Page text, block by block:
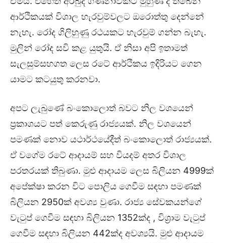
ආර්ථිකයක් විශාල හැරවුම්වලට ඔරොත්තු දෙන්නේ
නැහැ. රෝද ගිලිහුණු රථයකට හැරවුම් ගන්න බැහැ.
මුලින් රෝද සවි කළ යුතුයි. ඒ නිසා අපි ඉතාමත්
සැලසුම්සහගත ලෙස රටේ ආර්ථිකය ඉදිරියට ගෙන
යාමට කටයුතු කරනවා.
අපට ලැබුණේ බංකොලොත් බවට නිල වශයෙන්
ප්‍රකාශයට පත් කෙරුණු රාජ්‍යයක්. නිල වශයෙන්
පමණක් නොව යථාර්ථයේදීත් බංකොලොත් රාජ්‍යයක්.
ඒ වගේම රටේ ආදායම් සහ වියදම් අතර විශාල
පරතරයක් තිබුණා. මුළු ආදායම ලෙස බිලියන 4999ක්
අපේක්ෂා කරන විට පොලිය ගෙවීම සඳහා පමණක්
බිලියන 2950ක් අවශ්‍ය වුණා. රාජ්‍ය සේවකයන්ගේ
වැටුප් ගෙවීම සඳහා බිලියන 1352ක්ද , විශ්‍රාම වැටුප්
ගෙවීම සඳහා බිලියන 442ක්ද අවශ්‍යයි. මුළු ආදායම